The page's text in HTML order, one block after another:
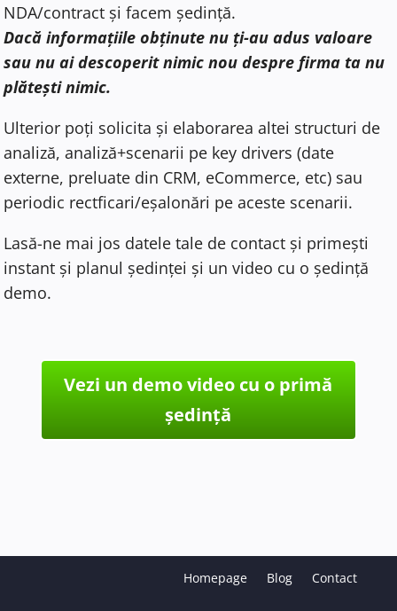
NDA/contract și facem ședință.
Dacă informațiile obținute nu ți-au adus valoare
sau nu ai descoperit nimic nou despre firma ta nu
plătești nimic.
Ulterior poți solicita și elaborarea altei structuri de
analiză, analiză+scenarii pe key drivers (date
externe, preluate din CRM, eCommerce, etc) sau
periodic rectficari/eșalonări pe aceste scenarii.
Lasă-ne mai jos datele tale de contact și primești
instant și planul ședinței și un video cu o ședință
demo.
Vezi un demo video cu o primă
ședință
Homepage Blog Contact